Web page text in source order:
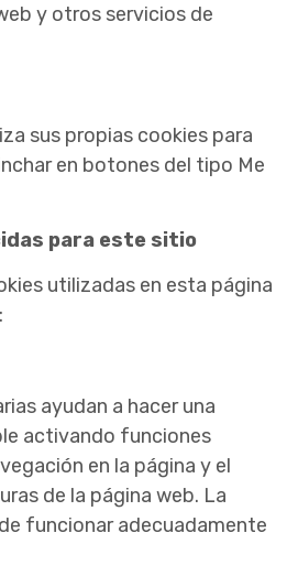
y otros servicios de
sus propias cookies para
en botones del tipo Me
para este sitio
utilizadas en esta página
ayudan a hacer una
activando funciones
en la página y el
de la página web. La
funcionar adecuadamente